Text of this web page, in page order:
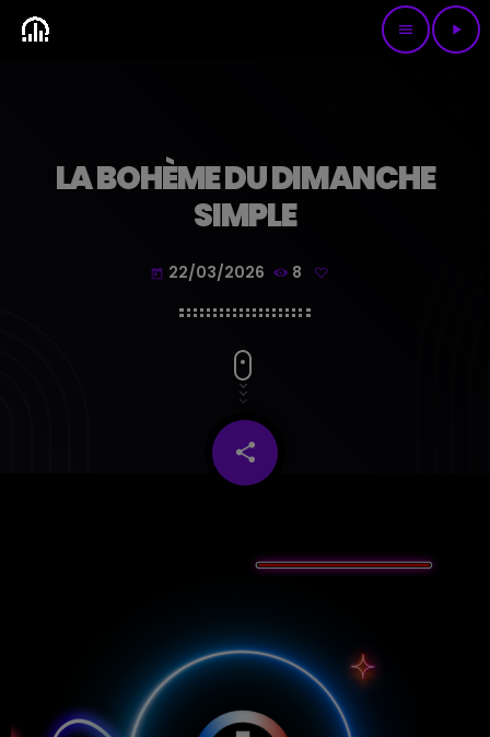
menu play_arrow
LA BOHÈME DU DIMANCHE
SIMPLE
today 22/03/2026 8
share
email